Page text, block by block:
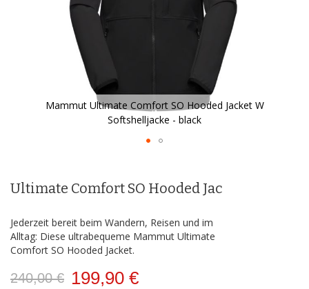
Mammut Ultimate Comfort SO Hooded Jacket W
Softshelljacke - black
der
Ultimate Comfort SO Hooded Jac
Jederzeit bereit beim Wandern, Reisen und im
Alltag: Diese ultrabequeme Mammut Ultimate
Comfort SO Hooded Jacket.
240,00 € 199,90 €